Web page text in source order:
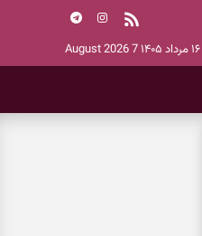
7 August 2026